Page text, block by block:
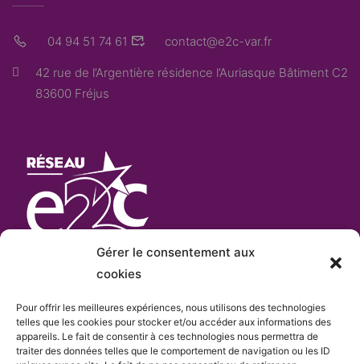
Gérer le consentement aux
cookies
Pour offrir les meilleures expériences, nous utilisons des technologies
telles que les cookies pour stocker et/ou accéder aux informations des
appareils. Le fait de consentir à ces technologies nous permettra de
traiter des données telles que le comportement de navigation ou les ID
04 94 51 74 61 contact@e2c-var.fr
42 rue de l’Argentière résidence l’Auriasque Bâtiment C2
83600 Fréjus
L’E2C Varest «membre actif» duréseau Français
des Écoles de la 2eChancequi comprend plus de